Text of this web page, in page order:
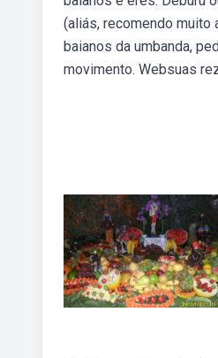
(aliás, recomendo
baianos da umbanda,
movimento. Websuas